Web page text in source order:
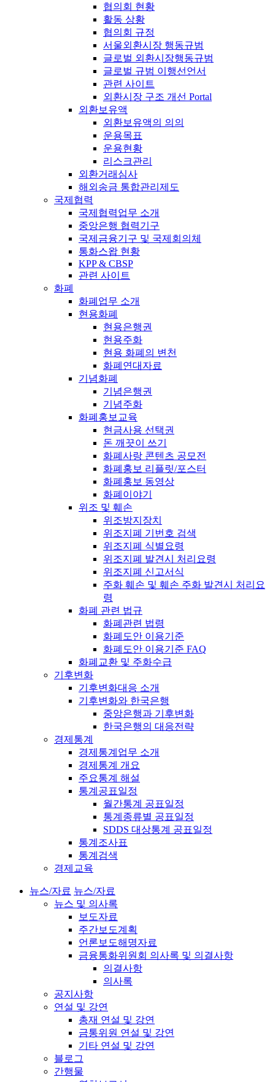
협의회 현황
활동 상황
협의회 규정
서울외환시장 행동규범
글로벌 외환시장행동규범
글로벌 규범 이행선언서
관련 사이트
외환시장 구조 개선 Portal
외환보유액
외환보유액의 의의
운용목표
운용현황
리스크관리
외환거래심사
해외송금 통합관리제도
국제협력
국제협력업무 소개
중앙은행 협력기구
국제금융기구 및 국제회의체
통화스왑 현황
KPP & CBSP
관련 사이트
화폐
화폐업무 소개
현용화폐
현용은행권
현용주화
현용 화폐의 변천
화폐연대자료
기념화폐
기념은행권
기념주화
화폐홍보교육
현금사용 선택권
돈 깨끗이 쓰기
화폐사랑 콘텐츠 공모전
화폐홍보 리플릿/포스터
화폐홍보 동영상
화폐이야기
위조 및 훼손
위조방지장치
위조지폐 기번호 검색
위조지폐 식별요령
위조지폐 발견시 처리요령
위조지폐 신고서식
주화 훼손 및 훼손 주화 발견시 처리요
령
화폐 관련 법규
화폐관련 법령
화폐도안 이용기준
화폐도안 이용기준 FAQ
화폐교환 및 주화수급
기후변화
기후변화대응 소개
기후변화와 한국은행
중앙은행과 기후변화
한국은행의 대응전략
경제통계
경제통계업무 소개
경제통계 개요
주요통계 해설
통계공표일정
월간통계 공표일정
통계종류별 공표일정
SDDS 대상통계 공표일정
통계조사표
통계검색
경제교육
뉴스/자료 뉴스/자료
뉴스 및 의사록
보도자료
주간보도계획
언론보도해명자료
금융통화위원회 의사록 및 의결사항
의결사항
의사록
공지사항
연설 및 강연
총재 연설 및 강연
금통위원 연설 및 강연
기타 연설 및 강연
블로그
간행물